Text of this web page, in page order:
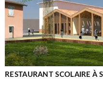
RESTAURANT SCOLAIRE À